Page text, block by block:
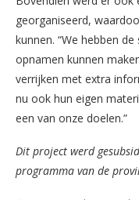
georganiseerd,
kunnen. “We hebben
opnamen kunnen
verrijken met extra
nu ook hun eigen
een van onze doelen.”
Dit project werd
programma van de